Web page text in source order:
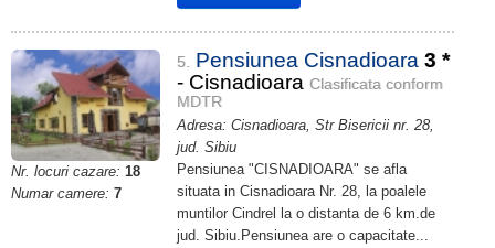
Nr. locuri cazare: 18
Numar camere: 7
5. Pensiunea Cisnadioara 3 *
- Cisnadioara Clasificata conform
MDTR
Adresa: Cisnadioara, Str Bisericii nr. 28,
jud. Sibiu
Pensiunea "CISNADIOARA" se afla
situata in Cisnadioara Nr. 28, la poalele
muntilor Cindrel la o distanta de 6 km.de
jud. Sibiu.Pensiunea are o capacitate...